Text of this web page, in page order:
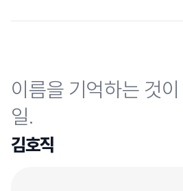
이름을 기억하는 것
일.
김호직